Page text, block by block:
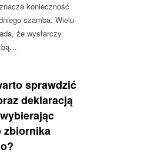
konieczność
szamba. Wielu
że wystarczy
sprawdzić
deklaracją
zbiornika